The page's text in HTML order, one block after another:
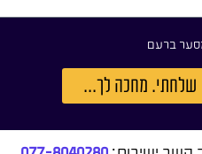
ברעם
שלחתי. מחכה לך...